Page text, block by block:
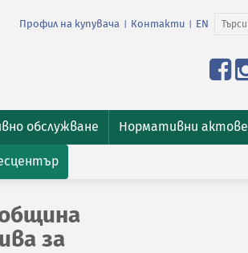
Профил на купувача Контакти EN
обслужване Нормативни актове
за